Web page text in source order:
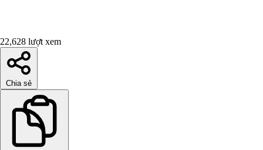
22,628 lượt xem
Chia sẻ